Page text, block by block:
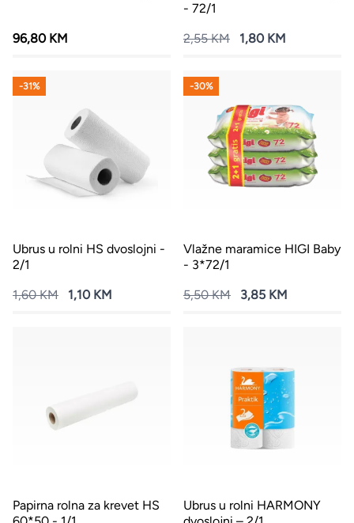
96,80 KM
- 72/1
2,55 KM
1,80 KM
Ubrus u rolni HS dvoslojni -
2/1
1,60 KM
1,10 KM
-31%
Vlažne maramice HIGI Baby
- 3*72/1
5,50 KM
3,85 KM
-30%
Papirna rolna za krevet HS
Ubrus u rolni HARMONY